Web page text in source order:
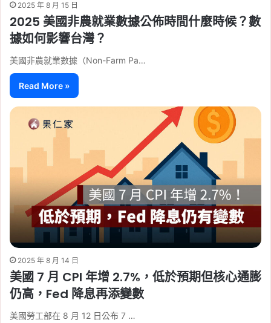
2025 年 8 月 15 日
2025 美國非農就業數據公佈時間什麼時候？數
據如何影響台灣？
美國非農就業數據（Non-Farm Pa…
Read More »
2025 年 8 月 14 日
美國 7 月 CPI 年增 2.7%，低於預期但核心通膨
仍高，Fed 降息再添變數
美國勞工部在 8 月 12 日公布 7 …